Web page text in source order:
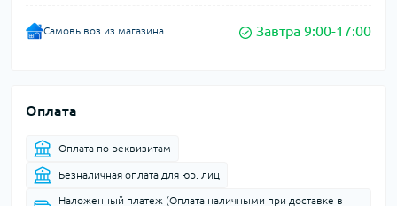
Самовывоз из магазина Завтра 9:00-17:00
Оплата
Оплата по реквизитам
Безналичная оплата для юр. лиц
Наложенный платеж (Оплата наличными при доставке в